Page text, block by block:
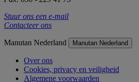
Stuur ons een e-mail
Contacteer ons
Manutan Nederland Manutan Nederland
Over ons
Cookies, privacy en veiligheid
Algemene voorwaarden